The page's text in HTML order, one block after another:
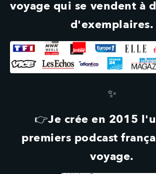
voyage qui se vendent à
d'exemplaires.
✨
👉Je crée en 2015
premiers podcast
voyage.